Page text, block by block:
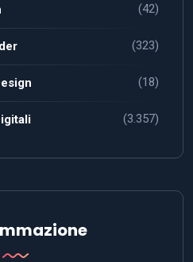
(42)
(323)
(18)
(3.357)